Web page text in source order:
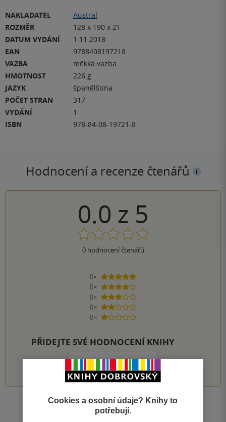
NAKLADATEL
Austral
ROZMĚR
128 x 190 x 21
DATUM VYDÁNÍ
1.11.2018
EAN
9788408197218
VAZBA
měkká vazba
HMOTNOST
226 g
JAZYK
španělština
POČET STRAN
317
VYDÁNÍ
1
ISBN
978-84-08-19721-8
Hodnocení a recenze čtenářů
0.0 z 5
0hodnocení čtenářů
0×
5 hvězdiček
0×
4 hvězdičky
0×
3 hvězdičky
0×
2 hvězdičky
0×
1 hvezdička
PŘIDEJTE SVÉ HODNOCENÍ KNIHY
Zobrazit všechna hodnocení
Cookies a osobní údaje? Knihy to
potřebují.